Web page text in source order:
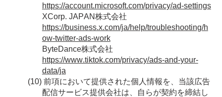
https://account.microsoft.com/privacy/ad-settings
XCorp. JAPAN株式会社
https://business.x.com/ja/help/troubleshooting/h
ow-twitter-ads-work
ByteDance株式会社
https://www.tiktok.com/privacy/ads-and-your-
data/ja
前項において提供された個人情報を、当該広告
配信サービス提供会社は、自らが契約を締結し